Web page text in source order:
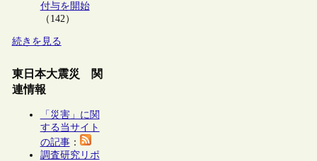
付与を開始
（142）
続きを見る
東日本大震災 関
連情報
「災害」に関
する当サイト
の記事：
調査研究リポ